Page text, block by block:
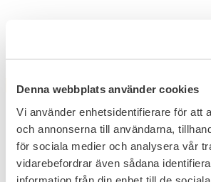
Denna webbplats använder cookies
Vi använder enhetsidentifierare för att
och annonserna till användarna,
för sociala medier och analysera vår
vidarebefordrar även sådana
FAVORIT